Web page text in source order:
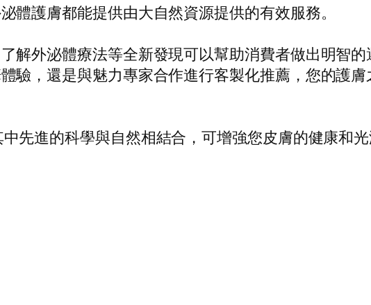
體護膚都能提供由大自然資源提供的有效服務。
解外泌體療法等全新發現可以幫助消費者做出明智
驗，還是與魅力專家合作進行客製化推薦，您的護
先進的科學與自然相結合，可增強您皮膚的健康和